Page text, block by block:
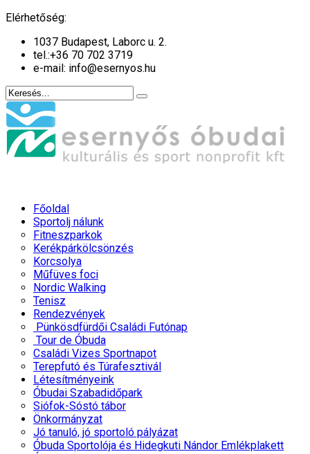
Elérhetőség:
1037 Budapest, Laborc u. 2.
tel.:+36 70 702 3719
e-mail: info@esernyos.hu
Főoldal
Sportolj nálunk
Fitneszparkok
Kerékpárkölcsönzés
Korcsolya
Műfüves foci
Nordic Walking
Tenisz
Rendezvények
Pünkösdfürdői Családi Futónap
Tour de Óbuda
Családi Vizes Sportnapot
Terepfutó és Túrafesztivál
Létesítményeink
Óbudai Szabadidőpark
Siófok-Sóstó tábor
Önkormányzat
Jó tanuló, jó sportoló pályázat
Óbuda Sportolója és Hidegkuti Nándor Emlékplakett
év
hónap
év
hónap